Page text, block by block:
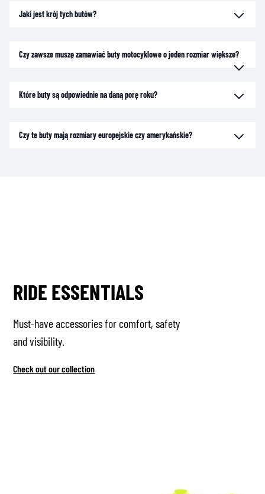
Jaki jest krój tych butów?
Czy zawsze muszę zamawiać buty motocyklowe o jeden rozmiar większe?
Które buty są odpowiednie na daną porę roku?
Czy te buty mają rozmiary europejskie czy amerykańskie?
RIDE ESSENTIALS
Must-have accessories for comfort, safety
and visibility.
Check out our collection